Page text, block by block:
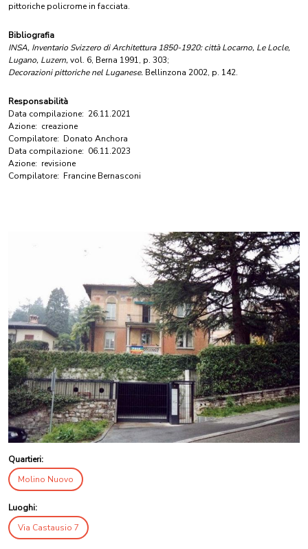
pittoriche policrome in facciata.
Bibliografia
INSA, Inventario Svizzero di Architettura 1850-1920: città Locarno, Le Locle,
Lugano, Luzern,vol. 6, Berna 1991, p. 303;
Decorazioni pittoriche nel Luganese. Bellinzona 2002, p. 142.
Responsabilità
Data compilazione: 26.11.2021
Azione: creazione
Compilatore: Donato Anchora
Data compilazione: 06.11.2023
Azione: revisione
Compilatore: Francine Bernasconi
Quartieri:
Molino Nuovo
Luoghi:
Via Castausio 7